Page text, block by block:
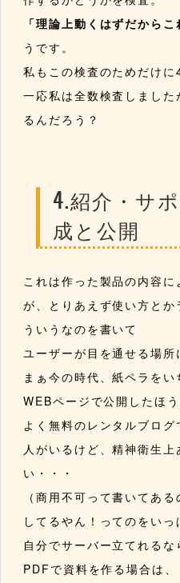
「理論上動くはずだからこ
うです。
私もこの検査のためだけに
一応私は全数検査しまし
るんだろう？
4.紹介・サ
成と公開
これは作った製品の内容
が、とりあえず使い方と
ういうなのを書いて
ユーザーが目を通せる場所
まぁ今の時代、紙ペラをい
WEBページで公開したほ
よく無料のレンタルブロ
人がいるけど、精神衛生
い・・・
（商用不可って書いてあ
してるやん！ってのをいっ
自分でサーバー立てれるな
PDFで資料を作る場合は、